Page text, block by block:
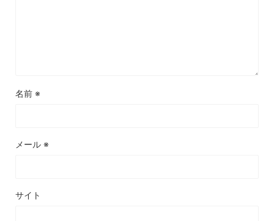
名前 ※
メール ※
サイト